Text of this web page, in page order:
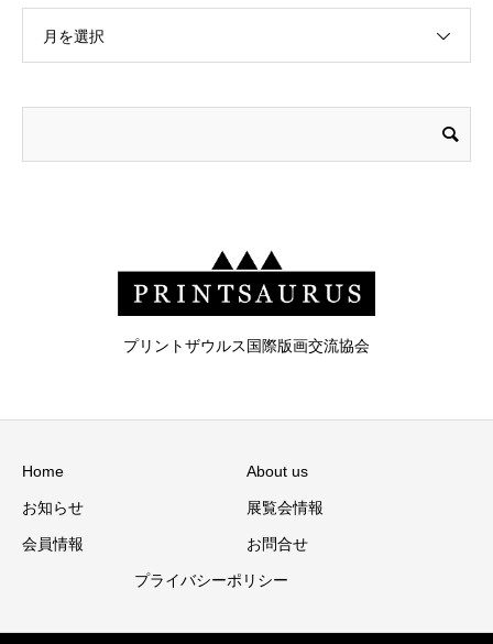
月を選択
プリントザウルス国際版画交流協会
Home About us
お知らせ 展覧会情報
会員情報 お問合せ
プライバシーポリシー